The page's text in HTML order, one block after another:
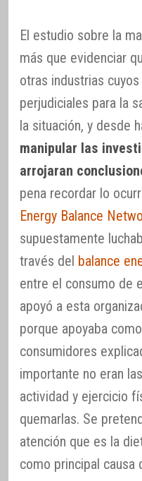
El estudio sobre la
más que evidenciar
otras industrias
perjudiciales para la
la situación, y desde
manipular las
arrojaran
pena recordar lo
Energy Balance
supuestamente
través del balance
entre el consumo de
apoyó a esta
porque apoyaba
consumidores
importante no eran
actividad y ejercicio
quemarlas. Se
atención que es la
como principal causa